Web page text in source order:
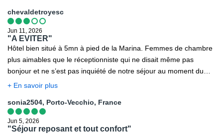
ou pas c’est génial au cœur de bonifacio à 5 mn à pied du port.
chevaldetroyesc
Jun 11, 2026
"A EVITER"
Hôtel bien situé à 5mn à pied de la Marina. Femmes de chambre
plus aimables que le réceptionniste qui ne disait même pas
bonjour et ne s’est pas inquiété de notre séjour au moment du
Check-out. Il n’a pourtant pas oublié de nous facturer le parking
l’établissement précise qu’il est gratuit pour toute réservation en
ligne ce qui était notre cas puisque nous avons réservé via un
tour opérateur. Quant à la chambre : fuite d’eau dans la SdB,
+ En savoir plus
sonia2504, Porto-Vecchio, France
Jun 5, 2026
"Séjour reposant et tout confort"